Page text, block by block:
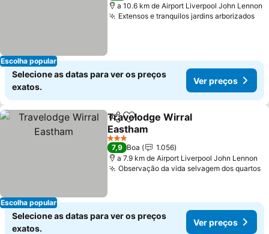
Escolha popular
a 10.6 km de Airport Liverpool John Lennon
Extensos e tranquilos jardins arborizados
Selecione as datas para ver os preços
exatos.
Ver preços
Escolha popular
PartilharAdicionar aos favoritos
Travelodge Wirral
Eastham
3 Estrelas
7,9 Boa
1.056
a 7.9 km de Airport Liverpool John Lennon
Observação da vida selvagem dos quartos
Selecione as datas para ver os preços
exatos.
Ver preços